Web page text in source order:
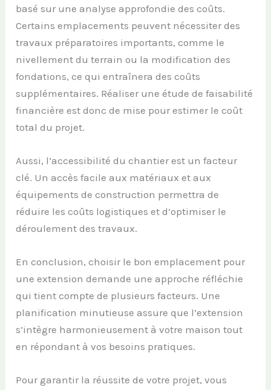
basé sur une analyse approfondie des coûts.
Certains emplacements peuvent nécessiter des
travaux préparatoires importants, comme le
nivellement du terrain ou la modification des
fondations, ce qui entraînera des coûts
supplémentaires. Réaliser une étude de faisabilité
financière est donc de mise pour estimer le coût
total du projet.
Aussi, l’accessibilité du chantier est un facteur
clé. Un accès facile aux matériaux et aux
équipements de construction permettra de
réduire les coûts logistiques et d’optimiser le
déroulement des travaux.
En conclusion, choisir le bon emplacement pour
une extension demande une approche réfléchie
qui tient compte de plusieurs facteurs. Une
planification minutieuse assure que l’extension
s’intègre harmonieusement à votre maison tout
en répondant à vos besoins pratiques.
Pour garantir la réussite de votre projet, vous